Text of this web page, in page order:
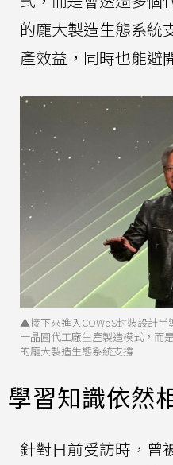
的龐大製造生態系統
產效益，同時也能避
▲接下來進入COWoS封裝設計
一晶圓代工廠生產製造模式，而
的龐大製造生態系統支撐
學習知識依然
針對日前受訪時，曾